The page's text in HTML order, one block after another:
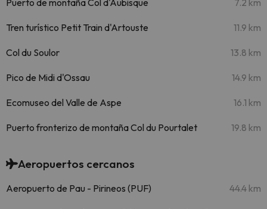
Puerto de montaña Col d'Aubisque 7.2 km
Tren turístico Petit Train d'Artouste 11.9 km
Col du Soulor 13.8 km
Pico de Midi d'Ossau 14.9 km
Ecomuseo del Valle de Aspe 16.1 km
Puerto fronterizo de montaña Col du Pourtalet 19.8 km
Aeropuertos cercanos
Aeropuerto de Pau - Pirineos (PUF) 44.4 km